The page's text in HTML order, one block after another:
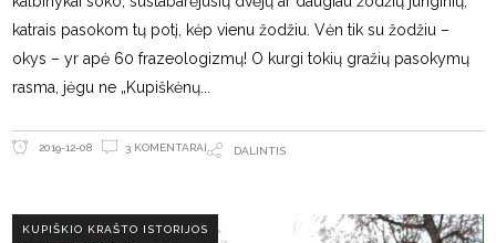
katrais pasokom tų potį, kėp vienu žodžiu. Vėn tik su žodžiu –
okys – yr apė 60 frazeologizmų! O kurgi tokių gražių pasokymų
rasma, jėgu ne „Kupiškėnų
2019-12-08 3 KOMENTARAI DALINTIS
KUPIŠKIO KRAŠTO ISTORIJOS